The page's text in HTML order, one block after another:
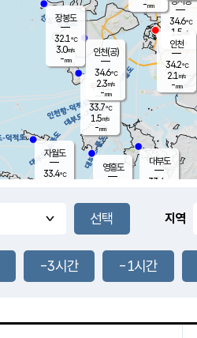
풍도
1.5m/s
무의도
33.7℃
1.5m/s
-mm
영흥도
자월도
33.4℃
장봉도
32.1℃
3.0m/s
-mm
대부도
33.4
34.6℃
1.5 m/s
-mm
-mm
인천(공)
34.6℃
2.3m/s
-mm
인천
34.2℃
2.1 m/s
-mm
지역
-3시간 -1시간